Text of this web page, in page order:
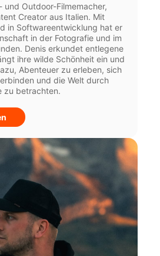
und Outdoor-Filmemacher,
Creator aus Italien. Mit
in Softwareentwicklung hat er
in der Fotografie und im
Denis erkundet entlegene
ihre wilde Schönheit ein und
Abenteuer zu erleben, sich
und die Welt durch
zu betrachten.